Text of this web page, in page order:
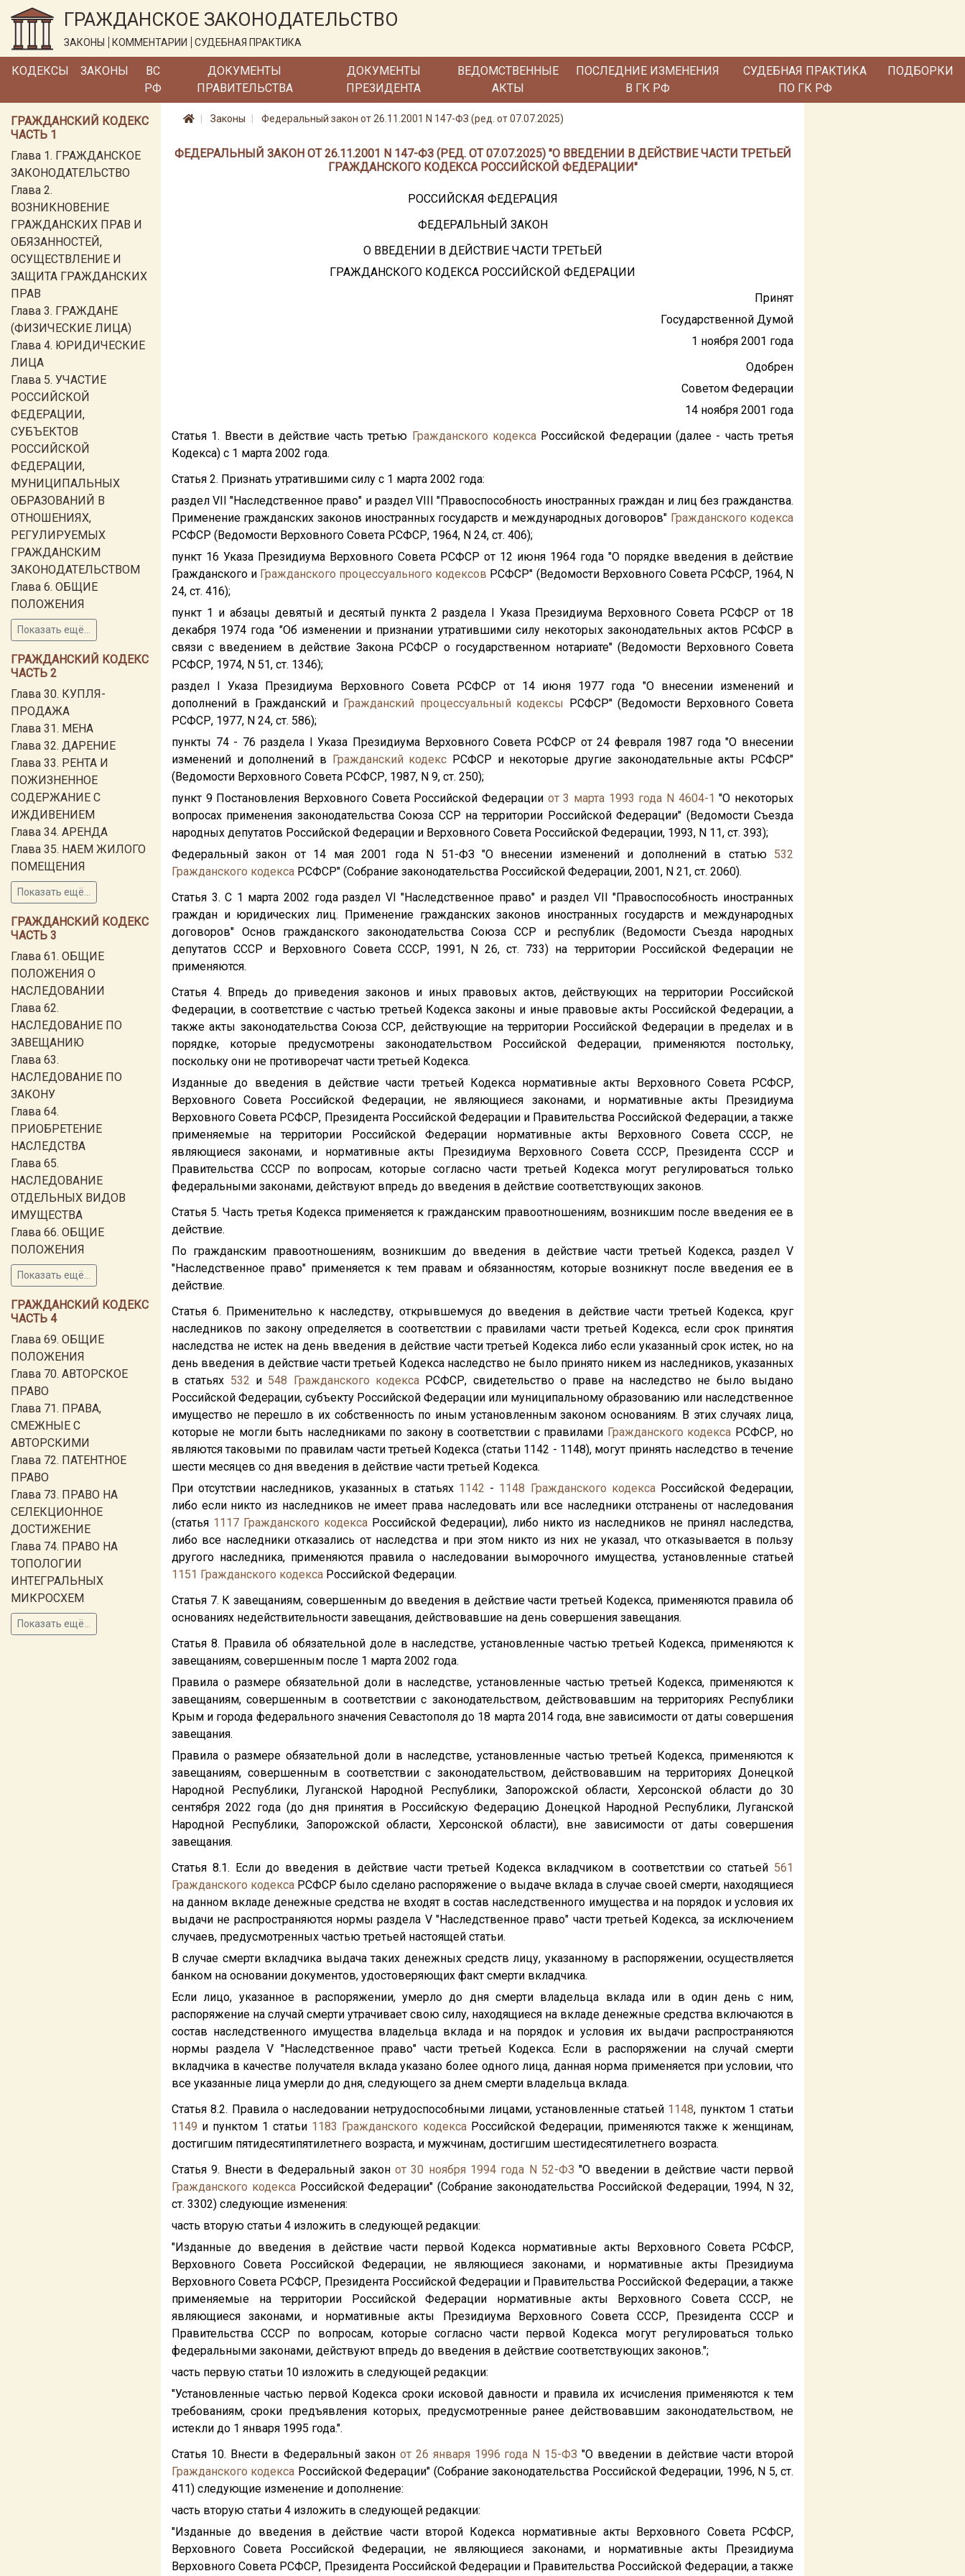
ГРАЖДАНСКОЕ ЗАКОНОДАТЕЛЬСТВО
ЗАКОНЫ КОММЕНТАРИИ СУДЕБНАЯ ПРАКТИКА
КОДЕКСЫ ЗАКОНЫ
ВС
РФ
ДОКУМЕНТЫ
ПРАВИТЕЛЬСТВА
ДОКУМЕНТЫ
ПРЕЗИДЕНТА
ВЕДОМСТВЕННЫЕ
АКТЫ
ПОСЛЕДНИЕ ИЗМЕНЕНИЯ
В ГК РФ
СУДЕБНАЯ ПРАКТИКА
ПО ГК РФ
ПОДБОРКИ
ГРАЖДАНСКИЙ КОДЕКС
ЧАСТЬ 1
Глава 1. ГРАЖДАНСКОЕ
ЗАКОНОДАТЕЛЬСТВО
Глава 2.
ВОЗНИКНОВЕНИЕ
ГРАЖДАНСКИХ ПРАВ И
ОБЯЗАННОСТЕЙ,
ОСУЩЕСТВЛЕНИЕ И
ЗАЩИТА ГРАЖДАНСКИХ
ПРАВ
Глава 3. ГРАЖДАНЕ
(ФИЗИЧЕСКИЕ ЛИЦА)
Глава 4. ЮРИДИЧЕСКИЕ
ЛИЦА
Глава 5. УЧАСТИЕ
РОССИЙСКОЙ
ФЕДЕРАЦИИ,
СУБЪЕКТОВ
РОССИЙСКОЙ
ФЕДЕРАЦИИ,
МУНИЦИПАЛЬНЫХ
ОБРАЗОВАНИЙ В
ОТНОШЕНИЯХ,
РЕГУЛИРУЕМЫХ
ГРАЖДАНСКИМ
ЗАКОНОДАТЕЛЬСТВОМ
Глава 6. ОБЩИЕ
ПОЛОЖЕНИЯ
Показать ещё...
ГРАЖДАНСКИЙ КОДЕКС
ЧАСТЬ 2
Глава 30. КУПЛЯ-
ПРОДАЖА
Глава 31. МЕНА
Глава 32. ДАРЕНИЕ
Глава 33. РЕНТА И
ПОЖИЗНЕННОЕ
СОДЕРЖАНИЕ С
ИЖДИВЕНИЕМ
Глава 34. АРЕНДА
Глава 35. НАЕМ ЖИЛОГО
ПОМЕЩЕНИЯ
Показать ещё...
ГРАЖДАНСКИЙ КОДЕКС
ЧАСТЬ 3
Глава 61. ОБЩИЕ
ПОЛОЖЕНИЯ О
НАСЛЕДОВАНИИ
Глава 62.
НАСЛЕДОВАНИЕ ПО
ЗАВЕЩАНИЮ
Глава 63.
НАСЛЕДОВАНИЕ ПО
ЗАКОНУ
Глава 64.
ПРИОБРЕТЕНИЕ
НАСЛЕДСТВА
Глава 65.
НАСЛЕДОВАНИЕ
ОТДЕЛЬНЫХ ВИДОВ
ИМУЩЕСТВА
Глава 66. ОБЩИЕ
ПОЛОЖЕНИЯ
Показать ещё...
ГРАЖДАНСКИЙ КОДЕКС
ЧАСТЬ 4
Глава 69. ОБЩИЕ
ПОЛОЖЕНИЯ
Глава 70. АВТОРСКОЕ
ПРАВО
Глава 71. ПРАВА,
СМЕЖНЫЕ С
АВТОРСКИМИ
Глава 72. ПАТЕНТНОЕ
ПРАВО
Глава 73. ПРАВО НА
СЕЛЕКЦИОННОЕ
ДОСТИЖЕНИЕ
Глава 74. ПРАВО НА
ТОПОЛОГИИ
ИНТЕГРАЛЬНЫХ
МИКРОСХЕМ
Показать ещё...
Законы Федеральный закон от 26.11.2001 N 147-ФЗ (ред. от 07.07.2025)
ФЕДЕРАЛЬНЫЙ ЗАКОН ОТ 26.11.2001 N 147-ФЗ (РЕД. ОТ 07.07.2025) "О ВВЕДЕНИИ В ДЕЙСТВИЕ ЧАСТИ ТРЕТЬЕЙ
ГРАЖДАНСКОГО КОДЕКСА РОССИЙСКОЙ ФЕДЕРАЦИИ"
РОССИЙСКАЯ ФЕДЕРАЦИЯ
ФЕДЕРАЛЬНЫЙ ЗАКОН
О ВВЕДЕНИИ В ДЕЙСТВИЕ ЧАСТИ ТРЕТЬЕЙ
ГРАЖДАНСКОГО КОДЕКСА РОССИЙСКОЙ ФЕДЕРАЦИИ
Принят
Государственной Думой
1 ноября 2001 года
Одобрен
Советом Федерации
14 ноября 2001 года
Статья 1. Ввести в действие часть третью Гражданского кодексаРоссийской Федерации (далее - часть третья
Кодекса) с 1 марта 2002 года.
Статья 2. Признать утратившими силу с 1 марта 2002 года:
раздел VII "Наследственное право" и раздел VIII "Правоспособность иностранных граждан и лиц без гражданства.
Применение гражданских законов иностранных государств и международных договоров" Гражданского кодекса
РСФСР (Ведомости Верховного Совета РСФСР, 1964, N 24, ст. 406);
пункт 16 Указа Президиума Верховного Совета РСФСР от 12 июня 1964 года "О порядке введения в действие
Гражданского и Гражданского процессуального кодексов РСФСР" (Ведомости Верховного Совета РСФСР, 1964, N
24, ст. 416);
пункт 1 и абзацы девятый и десятый пункта 2 раздела I Указа Президиума Верховного Совета РСФСР от 18
декабря 1974 года "Об изменении и признании утратившими силу некоторых законодательных актов РСФСР в
связи с введением в действие Закона РСФСР о государственном нотариате" (Ведомости Верховного Совета
РСФСР, 1974, N 51, ст. 1346);
раздел I Указа Президиума Верховного Совета РСФСР от 14 июня 1977 года "О внесении изменений и
дополнений в Гражданский и Гражданский процессуальный кодексы РСФСР" (Ведомости Верховного Совета
РСФСР, 1977, N 24, ст. 586);
пункты 74 - 76 раздела I Указа Президиума Верховного Совета РСФСР от 24 февраля 1987 года "О внесении
изменений и дополнений в Гражданский кодекс РСФСР и некоторые другие законодательные акты РСФСР"
(Ведомости Верховного Совета РСФСР, 1987, N 9, ст. 250);
пункт 9 Постановления Верховного Совета Российской Федерации от 3 марта 1993 года N 4604-1 "О некоторых
вопросах применения законодательства Союза ССР на территории Российской Федерации" (Ведомости Съезда
народных депутатов Российской Федерации и Верховного Совета Российской Федерации, 1993, N 11, ст. 393);
Федеральный закон от 14 мая 2001 года N 51-ФЗ "О внесении изменений и дополнений в статью 532
Гражданского кодекса РСФСР" (Собрание законодательства Российской Федерации, 2001, N 21, ст. 2060).
Статья 3. С 1 марта 2002 года раздел VI "Наследственное право" и раздел VII "Правоспособность иностранных
граждан и юридических лиц. Применение гражданских законов иностранных государств и международных
договоров" Основ гражданского законодательства Союза ССР и республик (Ведомости Съезда народных
депутатов СССР и Верховного Совета СССР, 1991, N 26, ст. 733) на территории Российской Федерации не
применяются.
Статья 4. Впредь до приведения законов и иных правовых актов, действующих на территории Российской
Федерации, в соответствие с частью третьей Кодекса законы и иные правовые акты Российской Федерации, а
также акты законодательства Союза ССР, действующие на территории Российской Федерации в пределах и в
порядке, которые предусмотрены законодательством Российской Федерации, применяются постольку,
поскольку они не противоречат части третьей Кодекса.
Изданные до введения в действие части третьей Кодекса нормативные акты Верховного Совета РСФСР,
Верховного Совета Российской Федерации, не являющиеся законами, и нормативные акты Президиума
Верховного Совета РСФСР, Президента Российской Федерации и Правительства Российской Федерации, а также
применяемые на территории Российской Федерации нормативные акты Верховного Совета СССР, не
являющиеся законами, и нормативные акты Президиума Верховного Совета СССР, Президента СССР и
Правительства СССР по вопросам, которые согласно части третьей Кодекса могут регулироваться только
федеральными законами, действуют впредь до введения в действие соответствующих законов.
Статья 5. Часть третья Кодекса применяется к гражданским правоотношениям, возникшим после введения ее в
действие.
По гражданским правоотношениям, возникшим до введения в действие части третьей Кодекса, раздел V
"Наследственное право" применяется к тем правам и обязанностям, которые возникнут после введения ее в
действие.
Статья 6. Применительно к наследству, открывшемуся до введения в действие части третьей Кодекса, круг
наследников по закону определяется в соответствии с правилами части третьей Кодекса, если срок принятия
наследства не истек на день введения в действие части третьей Кодекса либо если указанный срок истек, но на
день введения в действие части третьей Кодекса наследство не было принято никем из наследников, указанных
в статьях 532 и 548 Гражданского кодекса РСФСР, свидетельство о праве на наследство не было выдано
Российской Федерации, субъекту Российской Федерации или муниципальному образованию или наследственное
имущество не перешло в их собственность по иным установленным законом основаниям. В этих случаях лица,
которые не могли быть наследниками по закону в соответствии с правилами Гражданского кодекса РСФСР, но
являются таковыми по правилам части третьей Кодекса (статьи 1142 - 1148), могут принять наследство в течение
шести месяцев со дня введения в действие части третьей Кодекса.
При отсутствии наследников, указанных в статьях 1142 - 1148 Гражданского кодексаРоссийской Федерации,
либо если никто из наследников не имеет права наследовать или все наследники отстранены от наследования
(статья 1117 Гражданского кодекса Российской Федерации), либо никто из наследников не принял наследства,
либо все наследники отказались от наследства и при этом никто из них не указал, что отказывается в пользу
другого наследника, применяются правила о наследовании выморочного имущества, установленные статьей
1151 Гражданского кодекса Российской Федерации.
Статья 7. К завещаниям, совершенным до введения в действие части третьей Кодекса, применяются правила об
основаниях недействительности завещания, действовавшие на день совершения завещания.
Статья 8. Правила об обязательной доле в наследстве, установленные частью третьей Кодекса, применяются к
завещаниям, совершенным после 1 марта 2002 года.
Правила о размере обязательной доли в наследстве, установленные частью третьей Кодекса, применяются к
завещаниям, совершенным в соответствии с законодательством, действовавшим на территориях Республики
Крым и города федерального значения Севастополя до 18 марта 2014 года, вне зависимости от даты совершения
завещания.
Правила о размере обязательной доли в наследстве, установленные частью третьей Кодекса, применяются к
завещаниям, совершенным в соответствии с законодательством, действовавшим на территориях Донецкой
Народной Республики, Луганской Народной Республики, Запорожской области, Херсонской области до 30
сентября 2022 года (до дня принятия в Российскую Федерацию Донецкой Народной Республики, Луганской
Народной Республики, Запорожской области, Херсонской области), вне зависимости от даты совершения
завещания.
Статья 8.1. Если до введения в действие части третьей Кодекса вкладчиком в соответствии со статьей 561
Гражданского кодекса РСФСР было сделано распоряжение о выдаче вклада в случае своей смерти, находящиеся
на данном вкладе денежные средства не входят в состав наследственного имущества и на порядок и условия их
выдачи не распространяются нормы раздела V "Наследственное право" части третьей Кодекса, за исключением
случаев, предусмотренных частью третьей настоящей статьи.
В случае смерти вкладчика выдача таких денежных средств лицу, указанному в распоряжении, осуществляется
банком на основании документов, удостоверяющих факт смерти вкладчика.
Если лицо, указанное в распоряжении, умерло до дня смерти владельца вклада или в один день с ним,
распоряжение на случай смерти утрачивает свою силу, находящиеся на вкладе денежные средства включаются в
состав наследственного имущества владельца вклада и на порядок и условия их выдачи распространяются
нормы раздела V "Наследственное право" части третьей Кодекса. Если в распоряжении на случай смерти
вкладчика в качестве получателя вклада указано более одного лица, данная норма применяется при условии, что
все указанные лица умерли до дня, следующего за днем смерти владельца вклада.
Статья 8.2. Правила о наследовании нетрудоспособными лицами, установленные статьей 1148, пунктом 1 статьи
1149 и пунктом 1 статьи 1183 Гражданского кодексаРоссийской Федерации, применяются также к женщинам,
достигшим пятидесятипятилетнего возраста, и мужчинам, достигшим шестидесятилетнего возраста.
Статья 9. Внести в Федеральный закон от 30 ноября 1994 года N 52-ФЗ "О введении в действие части первой
Гражданского кодексаРоссийской Федерации" (Собрание законодательства Российской Федерации, 1994, N 32,
ст. 3302) следующие изменения:
часть вторую статьи 4 изложить в следующей редакции:
"Изданные до введения в действие части первой Кодекса нормативные акты Верховного Совета РСФСР,
Верховного Совета Российской Федерации, не являющиеся законами, и нормативные акты Президиума
Верховного Совета РСФСР, Президента Российской Федерации и Правительства Российской Федерации, а также
применяемые на территории Российской Федерации нормативные акты Верховного Совета СССР, не
являющиеся законами, и нормативные акты Президиума Верховного Совета СССР, Президента СССР и
Правительства СССР по вопросам, которые согласно части первой Кодекса могут регулироваться только
федеральными законами, действуют впредь до введения в действие соответствующих законов.";
часть первую статьи 10 изложить в следующей редакции:
"Установленные частью первой Кодекса сроки исковой давности и правила их исчисления применяются к тем
требованиям, сроки предъявления которых, предусмотренные ранее действовавшим законодательством, не
истекли до 1 января 1995 года.".
Статья 10. Внести в Федеральный закон от 26 января 1996 года N 15-ФЗ "О введении в действие части второй
Гражданского кодекса Российской Федерации" (Собрание законодательства Российской Федерации, 1996, N 5, ст.
411) следующие изменение и дополнение:
часть вторую статьи 4 изложить в следующей редакции:
"Изданные до введения в действие части второй Кодекса нормативные акты Верховного Совета РСФСР,
Верховного Совета Российской Федерации, не являющиеся законами, и нормативные акты Президиума
Верховного Совета РСФСР, Президента Российской Федерации и Правительства Российской Федерации, а также